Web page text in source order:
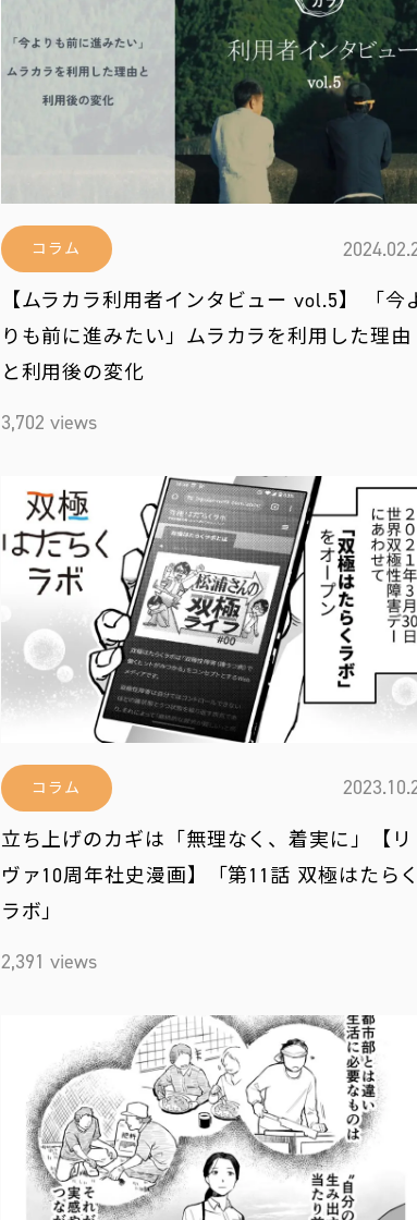
コラム
【ムラカラ利用者インタビュー vol.5】 「今
りも前に進みたい」ムラカラを利用した理由
と利用後の変化
3,702 views
コラム
立ち上げのカギは「無理なく、着実に」【リ
ヴァ10周年社史漫画】「第11話 双極はたらく
ラボ」
2,391 views